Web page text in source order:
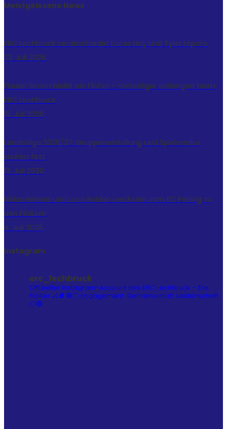
Meistgelesene News
ERC Lechbruck verabschiedet Lucas Hay und Tyler Lepore
22. Juli 2026
Florian Simon bleibt ein Flößer – Verteidiger verlängert beim
ERC Lechbruck
15. Juli 2026
Landesliga 2026/27: Gruppeneinteilung und Spielmodus
stehen fest
13. Juli 2026
Niklas Helmer und Luca Roldan wechseln vom EC Peiting zu
den Flößern
4. Juli 2026
Instagram
erc_lechbruck
Offizieller Instagram-Account des ERC Lechbruck – Die
Flößer 🏒⛸️ 🔵⚪ Engagement. Gemeinschaft. Leidenschaft.
⚪🔵